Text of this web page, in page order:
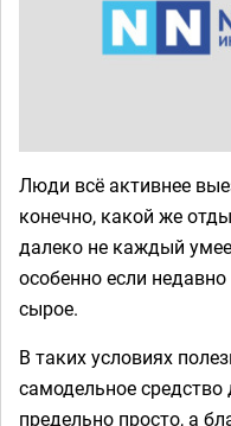
Люди всё активнее
конечно, какой же
далеко не каждый
особенно если
сырое.
В таких условиях
самодельное
предельно просто, а